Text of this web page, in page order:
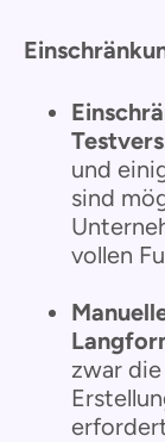
und
sind
vollen
zwar